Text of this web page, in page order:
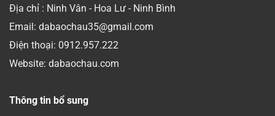
Địa chỉ : Ninh Vân - Hoa Lư - Ninh Bình
Email: dabaochau35@gmail.com
Điện thoại: 0912.957.222
Website: dabaochau.com
Thông tin bổ sung